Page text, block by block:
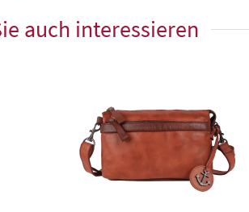
auch interessieren